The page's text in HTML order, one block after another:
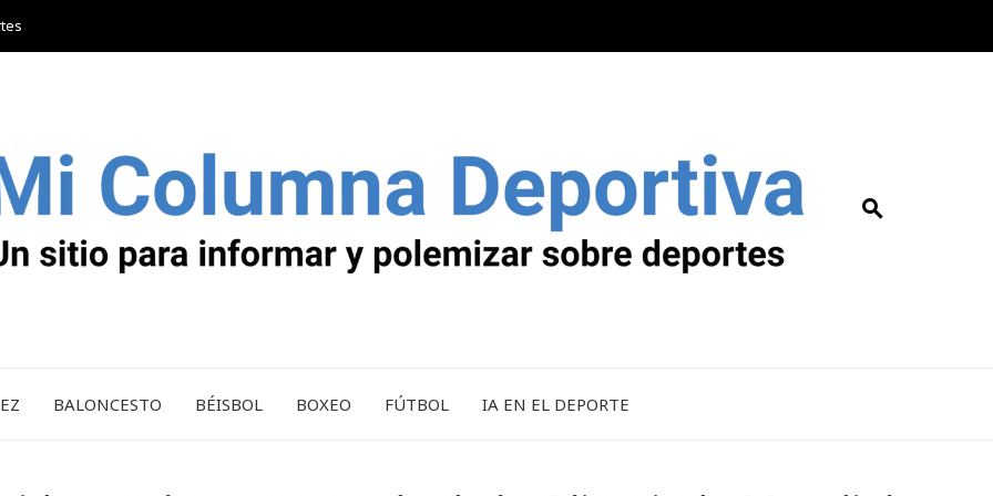
BALONCESTO BÉISBOL BOXEO FÚTBOL IA EN EL DEPORTE